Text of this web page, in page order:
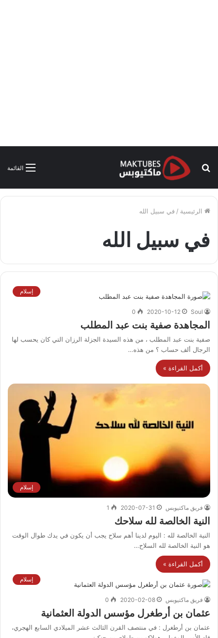
القائمة
بحث
الرئيسية / في سبيل الله
في سبيل الله
إسلام
Soul
2020-10-12
0
المجاهدة صفية بنت عبد المطلب
صفية بنت عبد المطلب ، من هذه السيدة الجزلة الرزان التي كان يحسب لها
الرجال ألف حساب ؟ من هذه…
أكمل القراءة »
إسلام
فريق ماكتيوبس 2020-07-31
1
النية الخالصة لله سلاحك
النية الخالصة لله : اليوم لدينا أهم سلاح يجب أن يكون في يدك طوال الوقت
هو النية الخالصة لله السلاح…
أكمل القراءة »
إسلام
فريق ماكتيوبس 2020-02-08
0
عثمان بن أرطغرل مؤسس الدولة العثمانية
عثمان بن أرطغرل : في منتصف القرن الثالث عشر الميلادي السابع الهجري،